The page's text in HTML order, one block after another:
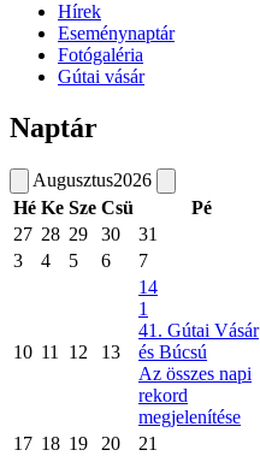
Hírek
Eseménynaptár
Fotógaléria
Gútai vásár
Naptár
Augusztus2026
Hé Ke Sze Csü Pé
27 28 29 30 31
3
4 5 6 7
10 11 12 13
14
1
41. Gútai Vásár
és Búcsú
Az összes napi
rekord
megjelenítése
17 18 19 20 21